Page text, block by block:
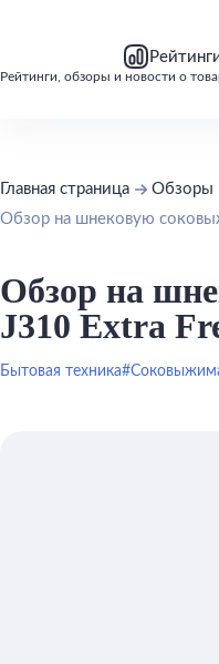
Рейтинги, обзоры и новости о
Главная страница
Обзоры
Обзор на шнековую
Обзор на
J310 Extra
Бытовая техника